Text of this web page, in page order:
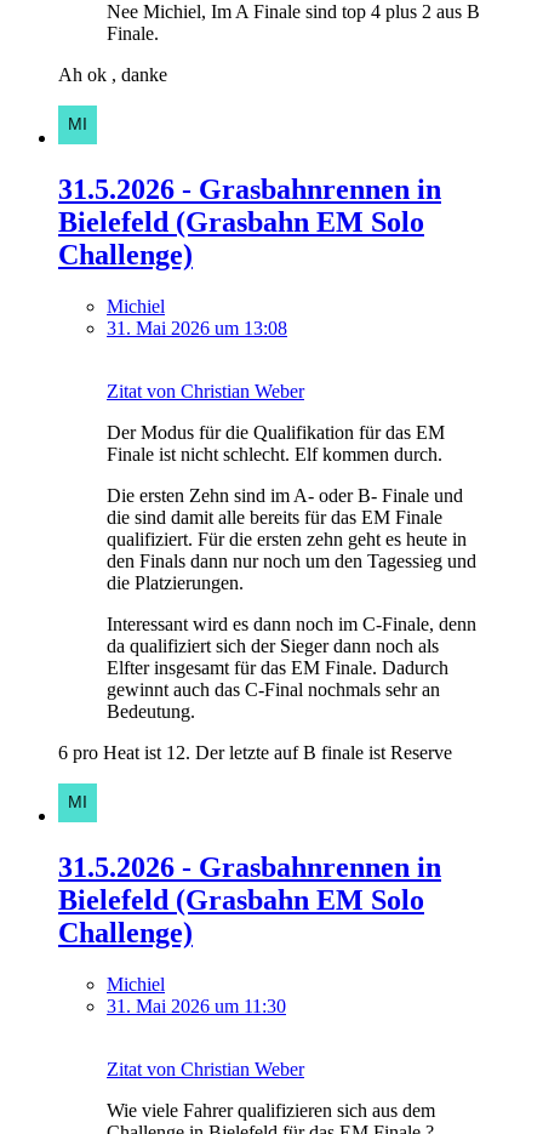
Nee Michiel, Im A Finale sind top 4 plus 2 aus B
Finale.
Ah ok , danke
31.5.2026 - Grasbahnrennen in
Bielefeld (Grasbahn EM Solo
Challenge)
Michiel
31. Mai 2026 um 13:08
Zitat von Christian Weber
Der Modus für die Qualifikation für das EM
Finale ist nicht schlecht. Elf kommen durch.
Die ersten Zehn sind im A- oder B- Finale und
die sind damit alle bereits für das EM Finale
qualifiziert. Für die ersten zehn geht es heute in
den Finals dann nur noch um den Tagessieg und
die Platzierungen.
Interessant wird es dann noch im C-Finale, denn
da qualifiziert sich der Sieger dann noch als
Elfter insgesamt für das EM Finale. Dadurch
gewinnt auch das C-Final nochmals sehr an
Bedeutung.
6 pro Heat ist 12. Der letzte auf B finale ist Reserve
31.5.2026 - Grasbahnrennen in
Bielefeld (Grasbahn EM Solo
Challenge)
Michiel
31. Mai 2026 um 11:30
Zitat von Christian Weber
Wie viele Fahrer qualifizieren sich aus dem